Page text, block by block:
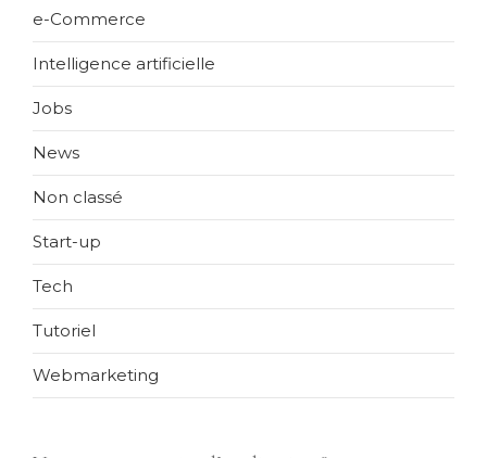
e-Commerce
Intelligence artificielle
Jobs
News
Non classé
Start-up
Tech
Tutoriel
Webmarketing